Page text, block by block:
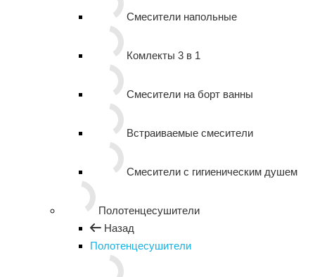
Смесители напольные
Комлекты 3 в 1
Смесители на борт ванны
Встраиваемые смесители
Смесители с гигиеническим душем
Полотенцесушители
Назад
Полотенцесушители